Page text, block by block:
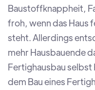
Baustoffknappheit,
froh, wenn das Haus
steht. Allerdings
mehr Hausbauende
Fertighausbau selbst
dem Bau eines